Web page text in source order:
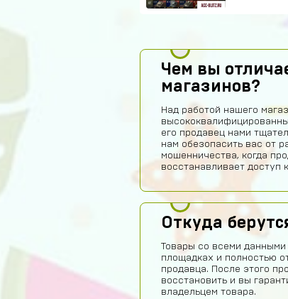
Чем вы
магазинов?
Над работой нашего
его продавец нами
нам обезопасить вас от
мошенничества, когда
восстанавливает доступ
Откуда
Товары со всеми
площадках и полностью
продавца. После этого
восстановить и вы
владельцем товара.